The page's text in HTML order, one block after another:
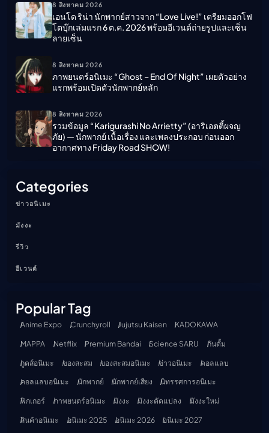
8 สิงหาคม 2026
เอนโด ริน่า นักพากย์สาวจาก “Love Live!” เตรียมออกโฟ
โตบุ๊กเล่มแรก 6 ต.ค. 2026 พร้อมอีเวนต์ถ่ายรูปและเซ็น
ลายเซ็น
8 สิงหาคม 2026
ภาพยนตร์อนิเมะ “ghost – End Of Night” เผยตัวอย่าง
แรกพร้อมเปิดตัวนักพากย์หลัก
8 สิงหาคม 2026
รวมข้อมูล “Karigurashi No Arrietty” (อาริเอตตี้ผจญ
ภัย) — นักพากย์ เนื้อเรื่อง และเพลงประกอบ ก่อนออก
อากาศทาง Friday Road SHOW!
Categories
ข่าวอนิเมะ
มังงะ
รีวิว
อีเวนต์
Popular Tag
Anime Expo Crunchyroll Jujutsu Kaisen
KADOKAWA
MAPPA
Netflix Premium Bandai Science SARU
กันดั้ม
กูดส์อนิเมะ
ของสะสม ของสะสมอนิเมะ ข่าวอนิเมะ
คอลแลบ
คอลแลบอนิเมะ
นักพากย์ นักพากย์เสียง
นิทรรศการอนิเมะ
ฟิกเกอร์
ภาพยนตร์อนิเมะ มังงะ มังงะดัดแปลง
มังงะใหม่
สินค้าอนิเมะ
อนิเมะ 2025 อนิเมะ 2026
อนิเมะ 2027